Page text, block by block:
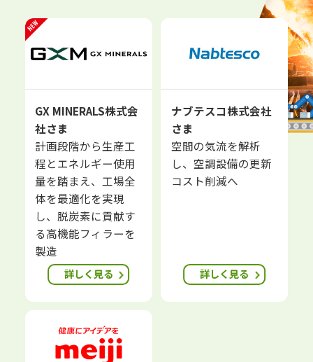
GX MINERALS株式会
社さま
計画段階から生産工
程とエネルギー使用
量を踏まえ、工場全
体を最適化を実現
し、脱炭素に貢献す
る高機能フィラーを
製造
詳しく見る
ナブテスコ株式会社
さま
空間の気流を解析
し、空調設備の更新
コスト削減へ
詳しく見る